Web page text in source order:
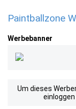
Paintballzone
Werbebanner
Um dieses